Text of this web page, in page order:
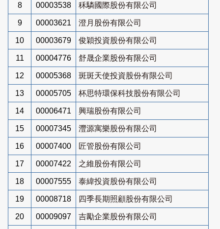
8 00003538 秝驎國際股份有限公司
9 00003621 澄月股份有限公司
10 00003679 俊穎投資股份有限公司
11 00004776 舒晟企業股份有限公司
12 00005368 斑斑天使投資股份有限公司
13 00005705 杯思特環保科技股份有限公司
14 00006471 興瑞股份有限公司
15 00007345 灃源寓樂股份有限公司
16 00007400 匠管股份有限公司
17 00007422 之維股份有限公司
18 00007555 泰緯投資股份有限公司
19 00008718 四季長期照顧股份有限公司
20 00009097 吉勵企業股份有限公司